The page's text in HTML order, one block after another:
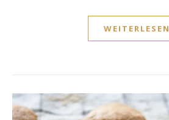
WEITERLESEN